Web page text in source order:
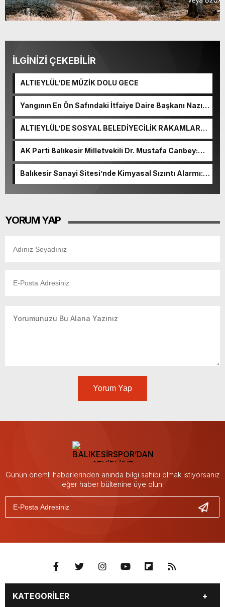
İLGİNİZİ ÇEKEBİLİR
ALTIEYLÜL’DE MÜZİK DOLU GECE
Yangının En Ön Safındaki İtfaiye Daire Başkanı Nazım
ALTIEYLÜL’DE SOSYAL BELEDİYECİLİK RAKAMLARA
AK Parti Balıkesir Milletvekili Dr. Mustafa Canbey:
“Medyanın varlığı, demokratik ve şeffaf toplumun
Balıkesir Sanayi Sitesi’nde Kimyasal Sızıntı Alarmı:
52. Sokak Güvenlik Nedeniyle Boşaltıldı
YORUM YAP
Yorum Yap
Günün önemli haberlerinden anında bilgi sahibi olmak istiyorsanız
eğer haber bültenine üye olun.
KATEGORİLER